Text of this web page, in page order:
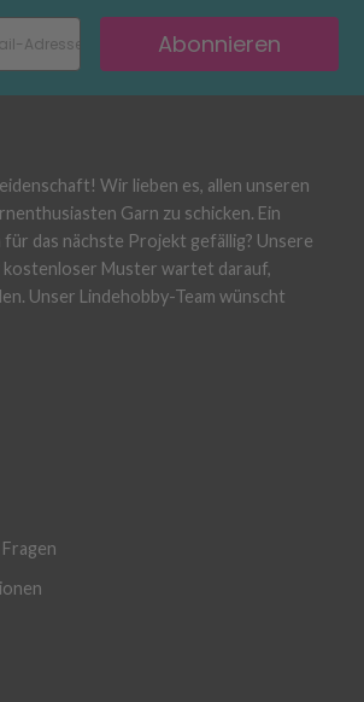
Abonnieren
Wir lieben es, allen unseren
Garn zu schicken. Ein
das nächste Projekt gefällig? Unsere
kostenloser Muster wartet darauf,
Unser Lindehobby-Team wünscht